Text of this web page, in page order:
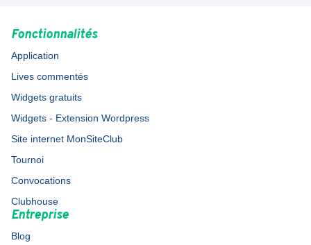
Fonctionnalités
Application
Lives commentés
Widgets gratuits
Widgets - Extension Wordpress
Site internet MonSiteClub
Tournoi
Convocations
Clubhouse
Entreprise
Blog